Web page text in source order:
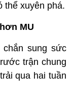
thể xuyên phá.
MU
chắn sung sức
trận chung
qua hai tuần